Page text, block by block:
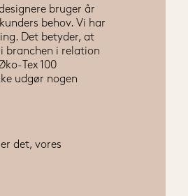
bruger år
behov. Vi har
Det betyder, at
branchen i relation
Tex 100
udgør nogen
det, vores